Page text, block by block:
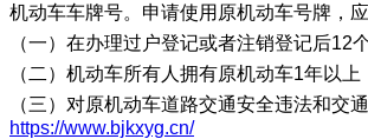
机动车车牌号。申请使用原机动车号牌，
（一）在办理过户登记或者注销登记后12
（二）机动车所有人拥有原机动车1年以上
（三）对原机动车道路交通安全违法和交
https://www.bjkxyg.cn/